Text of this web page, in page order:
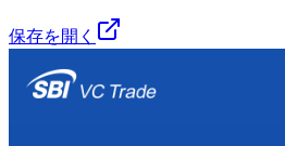
保存を開く